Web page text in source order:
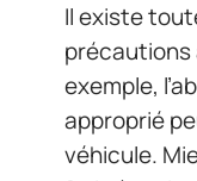
Il existe
précautions
exemple,
approprié
véhicule.